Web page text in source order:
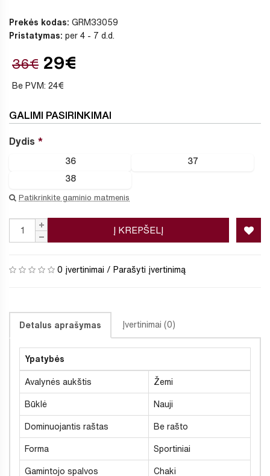
Prekės kodas: GRM33059
Pristatymas: per 4 - 7 d.d.
36€ 29€
Be PVM: 24€
GALIMI PASIRINKIMAI
Dydis
36 37
38
Patikrinkite gaminio matmenis
Į KREPŠELĮ
0 įvertinimai / Parašyti įvertinimą
Detalus aprašymas Įvertinimai (0)
Ypatybės
Avalynės aukštis Žemi
Būklė Nauji
Dominuojantis raštas Be rašto
Forma Sportiniai
Gamintojo spalvos Chaki